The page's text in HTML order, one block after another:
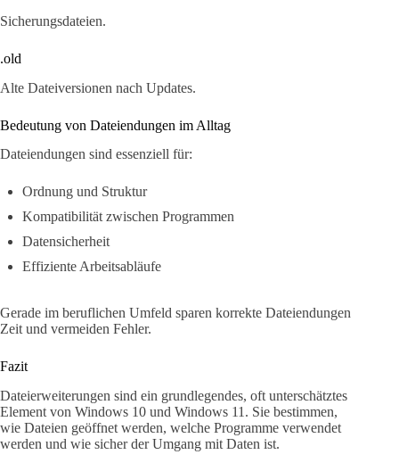
Sicherungsdateien.
.old
Alte Dateiversionen nach Updates.
Bedeutung von Dateiendungen im Alltag
Dateiendungen sind essenziell für:
Ordnung und Struktur
Kompatibilität zwischen Programmen
Datensicherheit
Effiziente Arbeitsabläufe
Gerade im beruflichen Umfeld sparen korrekte Dateiendungen
Zeit und vermeiden Fehler.
Fazit
Dateierweiterungen sind ein grundlegendes, oft unterschätztes
Element von Windows 10 und Windows 11. Sie bestimmen,
wie Dateien geöffnet werden, welche Programme verwendet
werden und wie sicher der Umgang mit Daten ist.